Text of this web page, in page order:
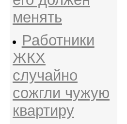
менять
Работники
ЖКХ
случайно
сожгли чужую
квартиру